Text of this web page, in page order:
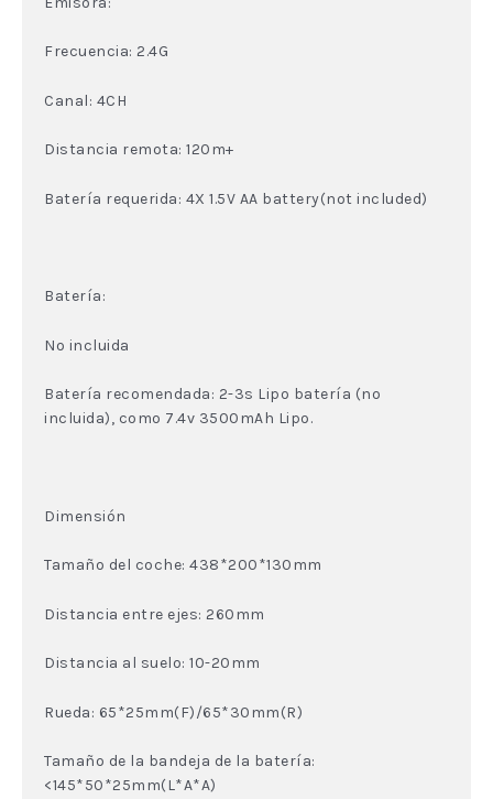
Frecuencia: 2.4G
Canal: 4CH
Distancia remota: 120m+
Batería requerida: 4X 1.5V AA battery(not included)
Batería:
No incluida
Batería recomendada: 2-3s Lipo batería (no
incluida), como 7.4v 3500mAh Lipo.
Dimensión
Tamaño del coche: 438*200*130mm
Distancia entre ejes: 260mm
Distancia al suelo: 10-20mm
Rueda: 65*25mm(F)/65*30mm(R)
Tamaño de la bandeja de la batería:
<145*50*25mm(L*A*A)